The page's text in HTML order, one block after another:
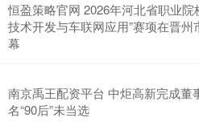
恒盈策略官网 2026年河北省职业
技术开发与车联网应用”赛项在晋
幕
南京禹王配资平台 中炬高新完成董
名“90后”未当选